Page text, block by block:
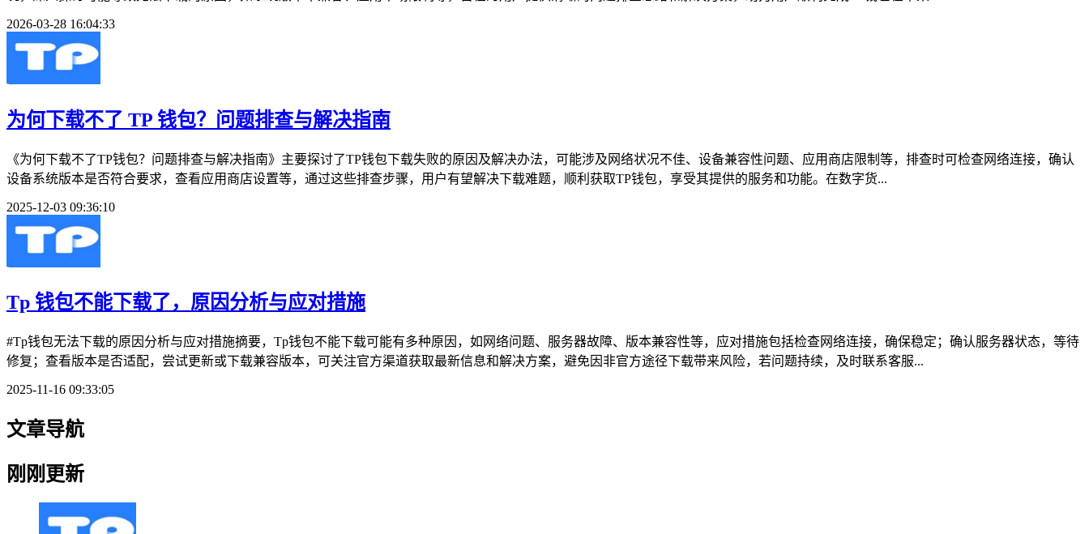
2026-03-28 16:04:33
为何下载不了 TP 钱包？问题排查与解决指南
《为何下载不了TP钱包？问题排查与解决指南》主要探讨了TP钱包下载失败的原因及解决办法，可能涉及网络状况不佳、设备兼容性问题、应用商店限制等，排查时可检查网络连接，确认
设备系统版本是否符合要求，查看应用商店设置等，通过这些排查步骤，用户有望解决下载难题，顺利获取TP钱包，享受其提供的服务和功能。在数字货...
2025-12-03 09:36:10
Tp 钱包不能下载了，原因分析与应对措施
#Tp钱包无法下载的原因分析与应对措施摘要，Tp钱包不能下载可能有多种原因，如网络问题、服务器故障、版本兼容性等，应对措施包括检查网络连接，确保稳定；确认服务器状态，等待
修复；查看版本是否适配，尝试更新或下载兼容版本，可关注官方渠道获取最新信息和解决方案，避免因非官方途径下载带来风险，若问题持续，及时联系客服...
2025-11-16 09:33:05
文章导航
刚刚更新